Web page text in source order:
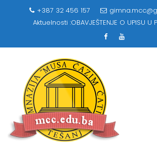
+387 32 456 157
Aktuelnosti :OBAVJEŠTENJE O UPISU U